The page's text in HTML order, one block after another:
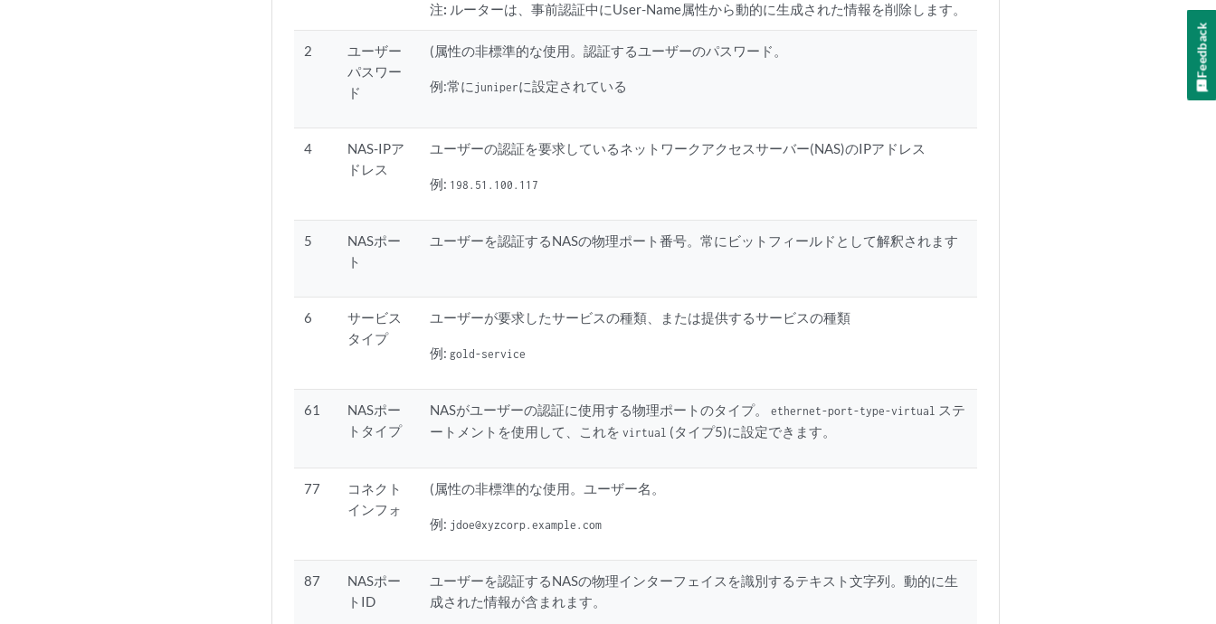
注: ルーターは、事前認証中にUser-Name属性から動的に生成された情報を削除します。
2
ユーザー
パスワー
ド
(属性の非標準的な使用。認証するユーザーのパスワード。
例:常にjuniperに設定されている
4
NAS-IPア
ドレス
ユーザーの認証を要求しているネットワークアクセスサーバー(NAS)のIPアドレス
例: 198.51.100.117
5
NASポー
ト
ユーザーを認証するNASの物理ポート番号。常にビットフィールドとして解釈されます
6
サービス
タイプ
ユーザーが要求したサービスの種類、または提供するサービスの種類
例: gold-service
61
NASポー
トタイプ
NASがユーザーの認証に使用する物理ポートのタイプ。ethernet-port-type-virtual ステ
ートメントを使用して、これをvirtual (タイプ5)に設定できます。
77
コネクト
インフォ
(属性の非標準的な使用。ユーザー名。
例: jdoe@xyzcorp.example.com
87
NASポー
トID
ユーザーを認証するNASの物理インターフェイスを識別するテキスト文字列。動的に生
成された情報が含まれます。
Feedback